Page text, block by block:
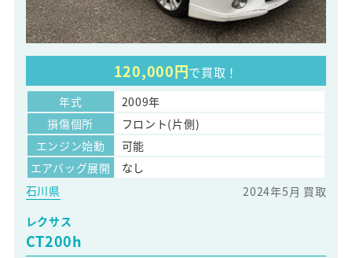
120,000円で買取！
年式
2009年
損傷個所
フロント(片側)
エンジン始動
可能
エアバッグ展開
なし
石川県
2024年5月 買取
レクサス
CT200h